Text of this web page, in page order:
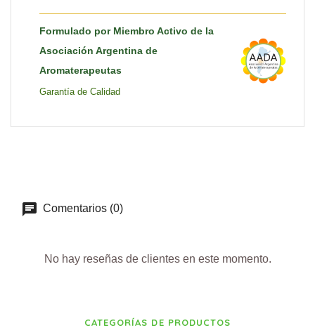
Formulado por Miembro Activo de la
Asociación Argentina de
Aromaterapeutas
Garantía de Calidad
Comentarios (0)
No hay reseñas de clientes en este momento.
CATEGORÍAS DE PRODUCTOS